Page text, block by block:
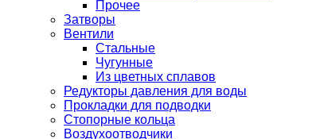
Прочее
Затворы
Вентили
Стальные
Чугунные
Из цветных сплавов
Редукторы давления для воды
Прокладки для подводки
Стопорные кольца
Воздухоотводчики